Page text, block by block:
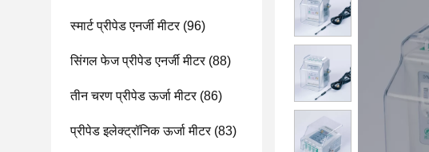
स्मार्ट प्रीपेड एनर्जी मीटर(96)
सिंगल फेज प्रीपेड एनर्जी मीटर(88)
तीन चरण प्रीपेड ऊर्जा मीटर(86)
प्रीपेड इलेक्ट्रॉनिक ऊर्जा मीटर(83)